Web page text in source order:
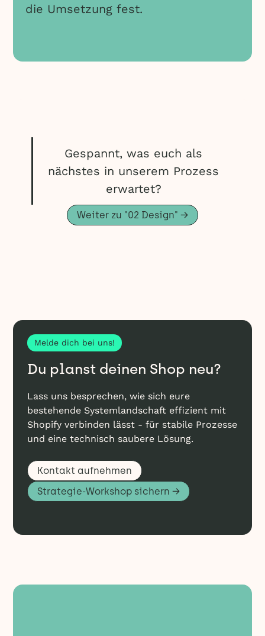
die Umsetzung fest.
Gespannt, was euch als
nächstes in unserem Prozess
erwartet?
Weiter zu "02 Design" →
Melde dich bei uns!
Du planst deinen Shop neu?
Lass uns besprechen, wie sich eure
bestehende Systemlandschaft effizient mit
Shopify verbinden lässt - für stabile Prozesse
und eine technisch saubere Lösung.
Kontakt aufnehmen
Strategie-Workshop sichern →